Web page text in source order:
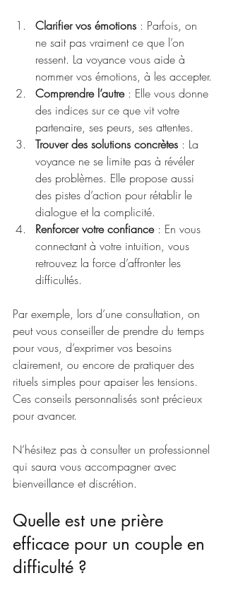
Clarifier vos émotions : Parfois, on
ne sait pas vraiment ce que l’on
ressent. La voyance vous aide à
nommer vos émotions, à les accepter.
Comprendre l’autre : Elle vous donne
des indices sur ce que vit votre
partenaire, ses peurs, ses attentes.
Trouver des solutions concrètes : La
voyance ne se limite pas à révéler
des problèmes. Elle propose aussi
des pistes d’action pour rétablir le
dialogue et la complicité.
Renforcer votre confiance : En vous
connectant à votre intuition, vous
retrouvez la force d’affronter les
difficultés.
Par exemple, lors d’une consultation, on
peut vous conseiller de prendre du temps
pour vous, d’exprimer vos besoins
clairement, ou encore de pratiquer des
rituels simples pour apaiser les tensions.
Ces conseils personnalisés sont précieux
pour avancer.
N’hésitez pas à consulter un professionnel
qui saura vous accompagner avec
bienveillance et discrétion.
Quelle est une prière
efficace pour un couple en
difficulté ?